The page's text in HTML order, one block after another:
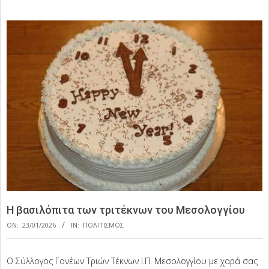
Η βασιλόπιτα των τριτέκνων του Μεσολογγίου
ON: 23/01/2026 IN: ΠΟΛΙΤΙΣΜΟΣ
Ο Σύλλογος Γονέων Τριών Τέκνων Ι.Π. Μεσολογγίου με χαρά σας